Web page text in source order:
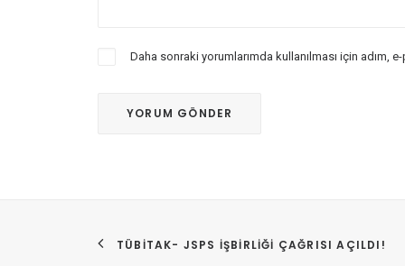
Daha sonraki yorumlarımda kullanılması için adım,
TÜBİTAK- JSPS İŞBIRLIĞI ÇAĞRISI AÇILDI!